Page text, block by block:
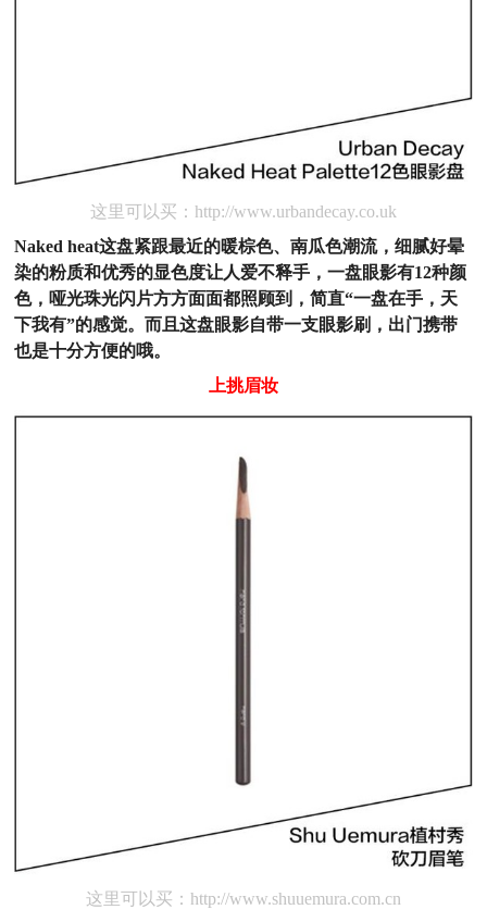
这里可以买：http://www.urbandecay.co.uk
Naked heat这盘紧跟最近的暖棕色、南瓜色潮流，细腻好晕
染的粉质和优秀的显色度让人爱不释手，一盘眼影有12种颜
色，哑光珠光闪片方方面面都照顾到，简直“一盘在手，天
下我有”的感觉。而且这盘眼影自带一支眼影刷，出门携带
也是十分方便的哦。
上挑眉妆
这里可以买：http://www.shuuemura.com.cn